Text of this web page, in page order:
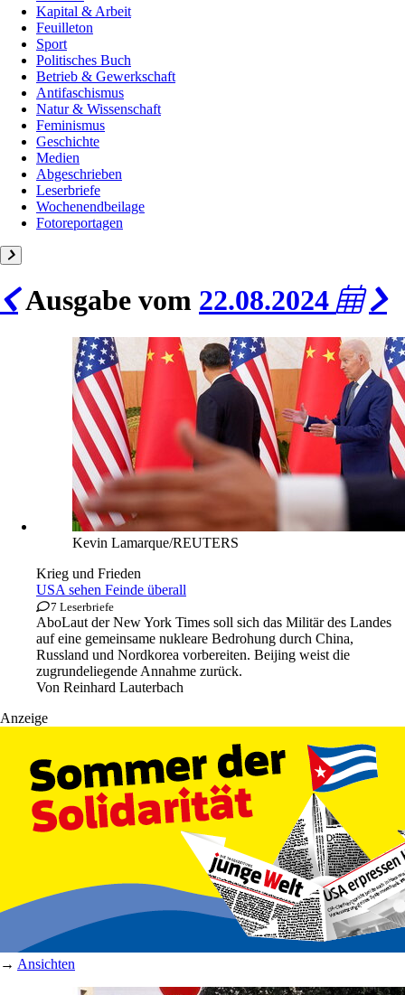
Kapital & Arbeit
Feuilleton
Sport
Politisches Buch
Betrieb & Gewerkschaft
Antifaschismus
Natur & Wissenschaft
Feminismus
Geschichte
Medien
Abgeschrieben
Leserbriefe
Wochenendbeilage
Fotoreportagen
Ausgabe vom 22.08.2024
Kevin Lamarque/REUTERS
Krieg und Frieden
USA sehen Feinde überall
7 Leserbriefe
AboLaut der New York Times soll sich das Militär des Landes
auf eine gemeinsame nukleare Bedrohung durch China,
Russland und Nordkorea vorbereiten. Beijing weist die
zugrundeliegende Annahme zurück.
Von Reinhard Lauterbach
Anzeige
→ Ansichten